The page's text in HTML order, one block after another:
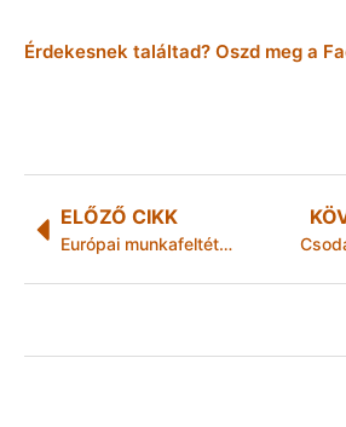
Érdekesnek találtad? Oszd meg a
ELŐZŐ CIKK
Európai munkafeltételek és béremelés segíthetne az államigazgatás válságán